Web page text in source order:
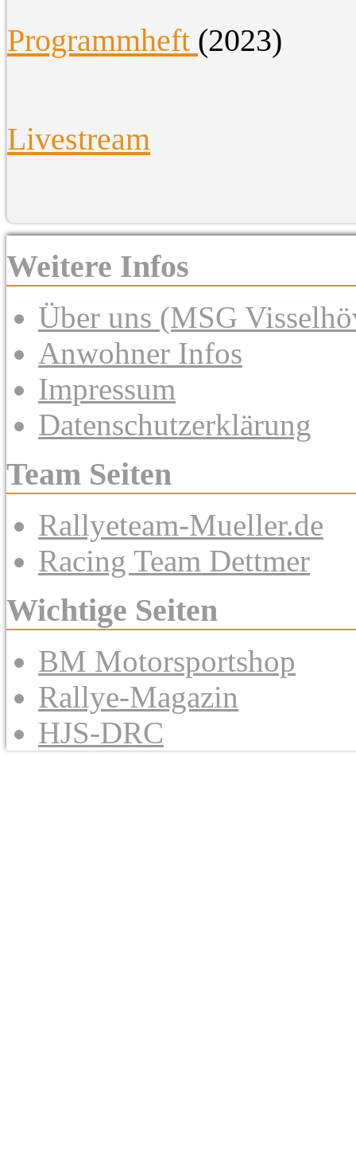
Programmheft (2023)
Livestream
Weitere Infos
Über uns (MSG
Anwohner Infos
Impressum
Datenschutzerklärung
Team Seiten
Rallyeteam-Mueller.de
Racing Team Dettmer
Wichtige Seiten
BM Motorsportshop
Rallye-Magazin
HJS-DRC